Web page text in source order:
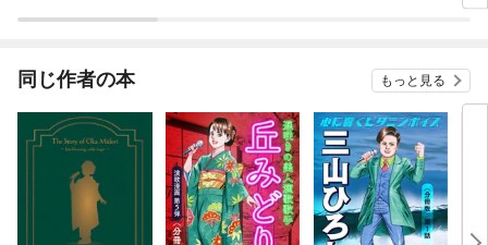
同じ作者の本 もっと見る